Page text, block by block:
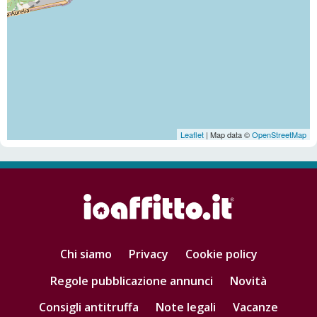
Leaflet | Map data ©OpenStreetMap
Chi siamo Privacy
Cookie policy
Regole pubblicazione annunci
Novità
Consigli antitruffa
Note legali Vacanze